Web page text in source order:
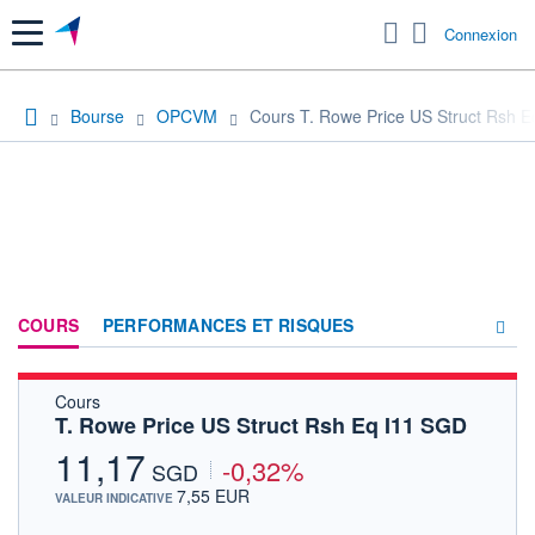
Menu Connexion
Bourse OPCVM Cours T. Rowe Price US Struct Rsh
COURS PERFORMANCES ET RISQUES
Cours
T. Rowe Price US Struct Rsh Eq I11 SGD
11,17 SGD -0,32%
VALEUR INDICATIVE 7,55 EUR